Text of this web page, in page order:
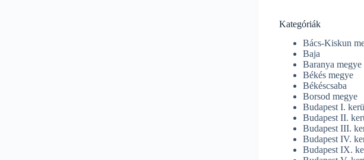
Kategóriák
Bács-Kiskun
Baja
Baranya megye
Békés megye
Békéscsaba
Borsod megye
Budapest I.
Budapest II.
Budapest III.
Budapest IV.
Budapest IX.